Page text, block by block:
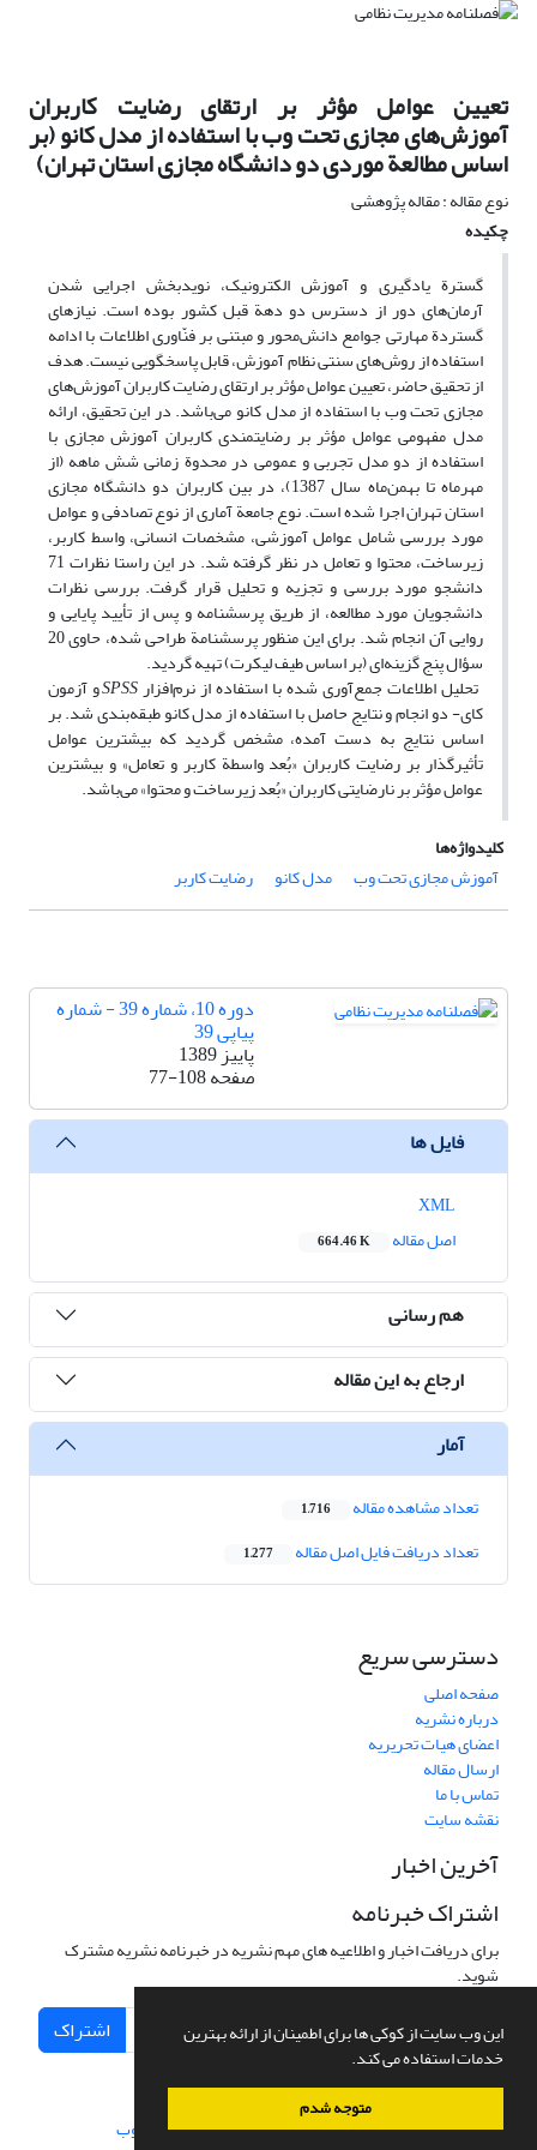
این وب سایت از کوکی ها برای اطمینان از ارائه بهترین
خدمات استفاده می کند.
متوجه شدم
تعیین عوامل مؤثر بر ارتقای رضایت کاربران
آموزش‌های مجازی تحت وب با استفاده از مدل کانو (بر
اساس مطالعة موردی دو دانشگاه مجازی استان تهران)
نوع مقاله : مقاله پژوهشی
چکیده
گسترة یادگیری و آموزش الکترونیک، نویدبخش اجرایی شدن
آرمان‌های دور از دسترس دو دهة قبل کشور بوده است. نیازهای
گستردة مهارتی جوامع دانش‌محور و مبتنی بر فنّاوری اطلاعات با ادامه
استفاده از روش‌های سنتی نظام آموزش، قابل پاسخگویی نیست. هدف
از تحقیق حاضر، تعیین عوامل مؤثر بر ارتقای رضایت کاربران آموزش‌های
مجازی تحت وب با استفاده از مدل کانو می‌باشد. در این تحقیق، ارائه
مدل مفهومی عوامل مؤثر بر رضایتمندی کاربران آموزش مجازی با
استفاده از دو مدل تجربی و عمومی در محدوة زمانی شش ماهه (از
مهرماه تا بهمن‌ماه سال 1387)، در بین کاربران دو دانشگاه مجازی
استان تهران اجرا شده است. نوع جامعة آماری از نوع تصادفی و عوامل
مورد بررسی شامل عوامل آموزشی، مشخصات انسانی، واسط کاربر،
زیرساخت، محتوا و تعامل در نظر گرفته شد. در این راستا نظرات 71
دانشجو مورد بررسی و تجزیه و تحلیل قرار گرفت. بررسی نظرات
دانشجویان مورد مطالعه، از طریق پرسشنامه و پس از تأیید پایایی و
روایی آن انجام شد. برای این منظور پرسشنامة طراحی شده، حاوی 20
سؤال پنج گزینه‌ای (بر اساس طیف لیکرت) تهیه گردید.
تحلیل اطلاعات جمع‌آوری شده با استفاده از نرم‌افزارSPSSو آزمون
کای‌- دو انجام و نتایج حاصل با استفاده از مدل کانو طبقه‌بندی شد. بر
اساس نتایج به دست آمده، مشخص گردید که بیشترین عوامل
تأثیرگذار بر رضایت کاربران «بُعد واسطة کاربر و تعامل» و بیشترین
عوامل مؤثر بر نارضایتی کاربران «بُعد زیرساخت و محتوا» می‌باشد.
کلیدواژه‌ها
آموزش مجازی تحت وب
مدل کانو رضایت کاربر
دوره 10، شماره 39 - شماره
پیاپی 39
پاییز 1389
صفحه77-108
فایل ها
اصل مقاله
664.46 K
هم رسانی
ارجاع به این مقاله
آمار
تعداد مشاهده مقاله 1,716
تعداد دریافت فایل اصل مقاله 1,277
دسترسی سریع
صفحه اصلی
درباره نشریه
اعضای هیات تحریریه
ارسال مقاله
تماس با ما
نقشه سایت
آخرین اخبار
اشتراک خبرنامه
برای دریافت اخبار و اطلاعیه های مهم نشریه در خبرنامه نشریه مشترک
شوید.
اشتراک
سامانه مدیریت نشریات علمی.طراحی و پیاده سازی از سیناوب